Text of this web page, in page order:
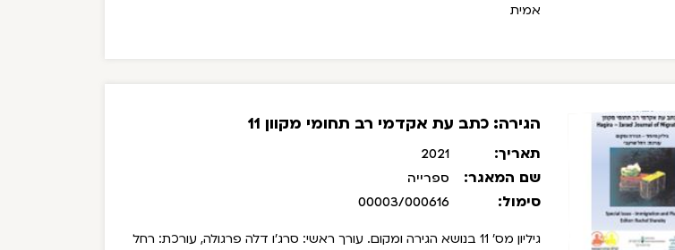
אמית
הגירה: כתב עת אקדמי רב תחומי מקוון 11
תאריך: 2021
שם המאגר: ספרייה
סימול: 00003/000616
גיליון מס' 11 בנושא הגירה ומקום. עורך ראשי: סרג'ו דלה פרגולה, עורכת: רחל